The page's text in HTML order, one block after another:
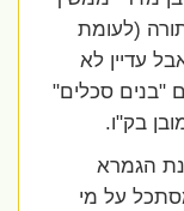
(לעומת
עדיין לא
סכלים"
בק"ו.
הגמרא
על מי